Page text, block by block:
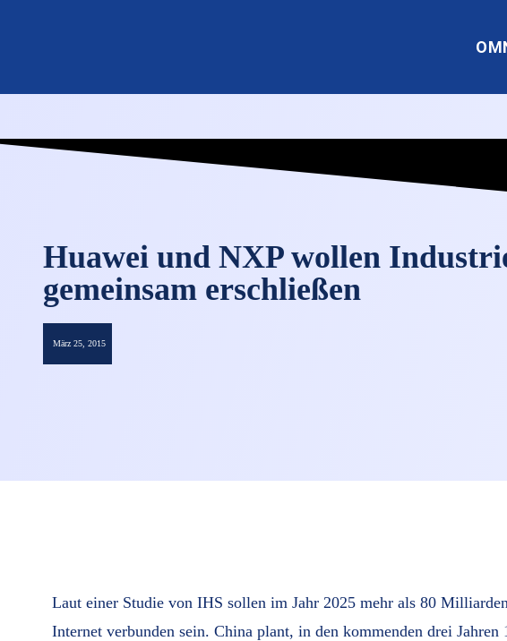
Huawei und NXP wollen
gemeinsam erschließen
März 25, 2015
Laut einer Studie von IHS sollen im Jahr 2025 mehr als 80
Internet verbunden sein. China plant, in den kommenden drei